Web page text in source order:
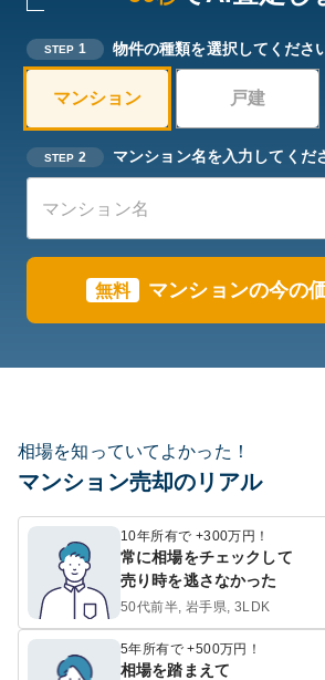
STEP 1 物件の種類を選択してくださ
マンション 戸建
STEP 2 マンション名を入力してくだ
無料 マンションの今の
相場を知っていてよかった！
マンション売却のリアル
10年所有で +300万円！
常に相場をチェックして
売り時を逃さなかった
50代前半, 岩手県, 3LDK
5年所有で +500万円！
相場を踏まえて